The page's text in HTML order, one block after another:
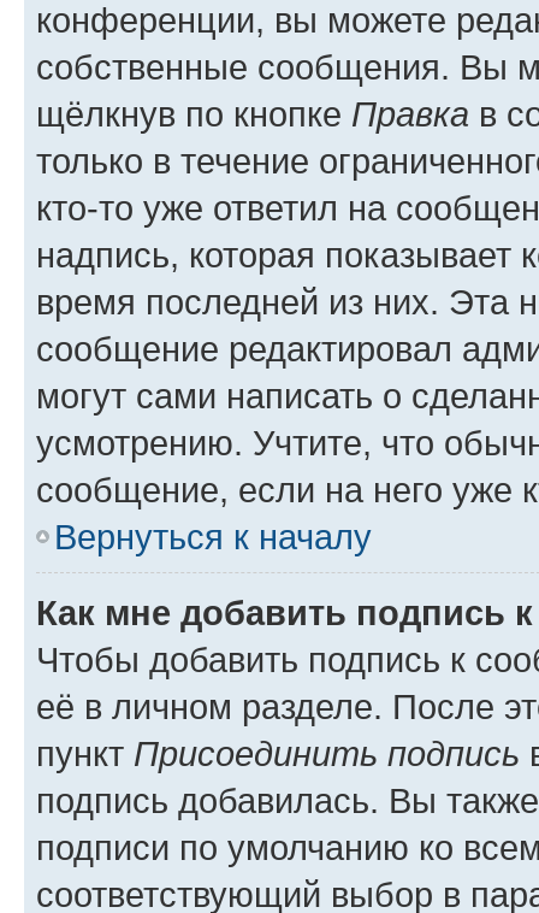
конференции, вы можете
собственные сообщения. Вы
щёлкнув по кнопке Правка в
только в течение
кто-то уже ответил на
надпись, которая показывает
время последней из них. Эта
сообщение редактировал
могут сами написать о
усмотрению. Учтите, что
сообщение, если на него уже
Вернуться к началу
Как мне добавить подпись
Чтобы добавить подпись к
её в личном разделе. После
пункт Присоединить подпись
подпись добавилась. Вы
подписи по умолчанию ко
соответствующий выбор в